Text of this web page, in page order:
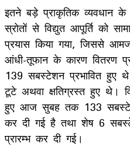
इतने बड़े प्राकृतिक व्यवधान के
स्रोतों से विद्युत आपूर्ति को
प्रयास किया गया, जिससे
आंधी-तूफान के कारण
139 सबस्टेशन प्रभावित हुए
टूटे अथवा क्षतिग्रस्त हुए थे।
हुए आज सुबह तक 133
कर दी गई है तथा शेष 6
प्रारम्भ कर दी गई।